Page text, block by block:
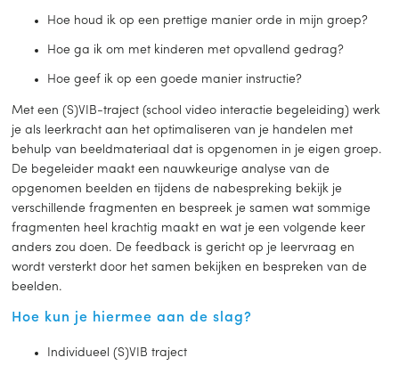
Hoe houd ik op een prettige manier orde in mijn groep?
Hoe ga ik om met kinderen met opvallend gedrag?
Hoe geef ik op een goede manier instructie?
Met een (S)VIB-traject (school video interactie begeleiding) werk
je als leerkracht aan het optimaliseren van je handelen met
behulp van beeldmateriaal dat is opgenomen in je eigen groep.
De begeleider maakt een nauwkeurige analyse van de
opgenomen beelden en tijdens de nabespreking bekijk je
verschillende fragmenten en bespreek je samen wat sommige
fragmenten heel krachtig maakt en wat je een volgende keer
anders zou doen. De feedback is gericht op je leervraag en
wordt versterkt door het samen bekijken en bespreken van de
beelden.
Hoe kun je hiermee aan de slag?
Individueel (S)VIB traject